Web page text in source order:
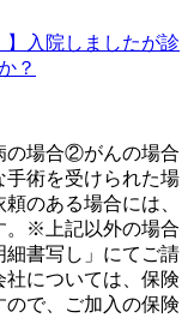
】入院しましたが診
？
の場合②がんの場合
術を受けられた場
のある場合には、
。※上記以外の場合
細書写し」にてご請
については、保険
で、ご加入の保険